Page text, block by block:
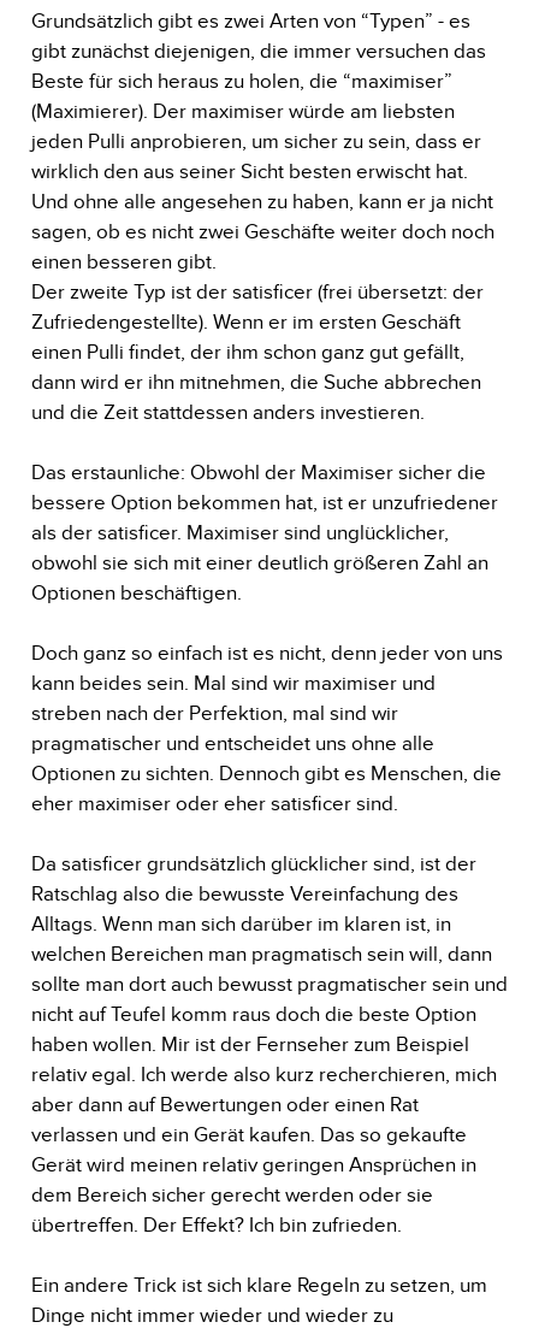
Grundsätzlich gibt es zwei Arten von “Typen” - es
gibt zunächst diejenigen, die immer versuchen das
Beste für sich heraus zu holen, die “maximiser”
(Maximierer). Der maximiser würde am liebsten
jeden Pulli anprobieren, um sicher zu sein, dass er
wirklich den aus seiner Sicht besten erwischt hat.
Und ohne alle angesehen zu haben, kann er ja nicht
sagen, ob es nicht zwei Geschäfte weiter doch noch
einen besseren gibt.
Der zweite Typ ist der satisficer (frei übersetzt: der
Zufriedengestellte). Wenn er im ersten Geschäft
einen Pulli findet, der ihm schon ganz gut gefällt,
dann wird er ihn mitnehmen, die Suche abbrechen
und die Zeit stattdessen anders investieren.
Das erstaunliche: Obwohl der Maximiser sicher die
bessere Option bekommen hat, ist er unzufriedener
als der satisficer. Maximiser sind unglücklicher,
obwohl sie sich mit einer deutlich größeren Zahl an
Optionen beschäftigen.
Doch ganz so einfach ist es nicht, denn jeder von uns
kann beides sein. Mal sind wir maximiser und
streben nach der Perfektion, mal sind wir
pragmatischer und entscheidet uns ohne alle
Optionen zu sichten. Dennoch gibt es Menschen, die
eher maximiser oder eher satisficer sind.
Da satisficer grundsätzlich glücklicher sind, ist der
Ratschlag also die bewusste Vereinfachung des
Alltags. Wenn man sich darüber im klaren ist, in
welchen Bereichen man pragmatisch sein will, dann
sollte man dort auch bewusst pragmatischer sein und
nicht auf Teufel komm raus doch die beste Option
haben wollen. Mir ist der Fernseher zum Beispiel
relativ egal. Ich werde also kurz recherchieren, mich
aber dann auf Bewertungen oder einen Rat
verlassen und ein Gerät kaufen. Das so gekaufte
Gerät wird meinen relativ geringen Ansprüchen in
dem Bereich sicher gerecht werden oder sie
übertreffen. Der Effekt? Ich bin zufrieden.
Ein andere Trick ist sich klare Regeln zu setzen, um
Dinge nicht immer wieder und wieder zu